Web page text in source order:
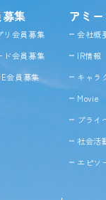
集
リ会員募集
ド会員募集
会員募集
アミ
会社概
IR情報
キャラ
Movie
プライ
社会活
エピソ